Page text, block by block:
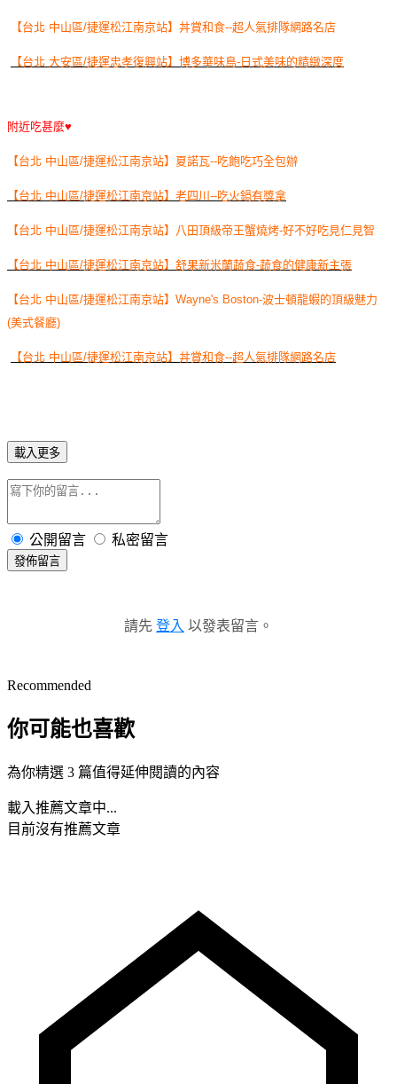
【台北 中山區/捷運松江南京站】丼賞和食--超人氣排隊網路名店
【台北 大安區/捷運忠孝復興站】博多華味鳥-日式美味的精緻深度
附近吃甚麼♥
【台北 中山區/捷運松江南京站】夏諾瓦--吃飽吃巧全包辦
【台北 中山區/捷運松江南京站】老四川--吃火鍋有獎拿
【台北 中山區/捷運松江南京站】八田頂級帝王蟹燒烤-好不好吃見仁見智
【台北 中山區/捷運松江南京站】舒果新米蘭蔬食-蔬食的健康新主張
【台北 中山區/捷運松江南京站】Wayne's Boston-波士頓龍蝦的頂級魅力
(美式餐廳)
【台北 中山區/捷運松江南京站】丼賞和食--超人氣排隊網路名店
載入更多
公開留言 私密留言
發佈留言
請先 登入 以發表留言。
Recommended
你可能也喜歡
為你精選 3 篇值得延伸閱讀的內容
載入推薦文章中...
目前沒有推薦文章